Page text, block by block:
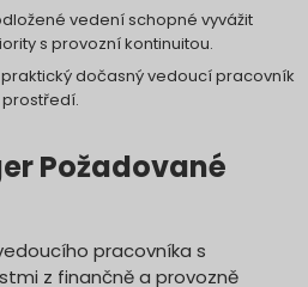
vedení schopné vyvážit
s provozní kontinuitou.
dočasný vedoucí pracovník
Požadované
pracovníka s
z finančně a provozně